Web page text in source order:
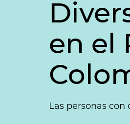
en el
Las personas